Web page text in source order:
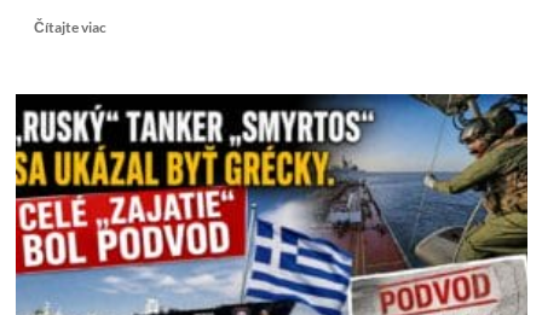
Čítajte viacRead
Spojené
kráľovstvo
oslavuje
pád
Starmera,
ale
bude
Burnham
lepší?